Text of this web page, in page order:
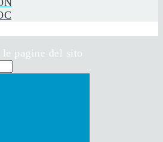
pagine del sito